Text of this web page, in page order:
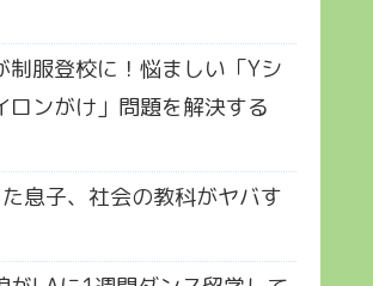
制服登校に！悩ましい「Yシ
ロンがけ」問題を解決する
息子、社会の教科がヤバす